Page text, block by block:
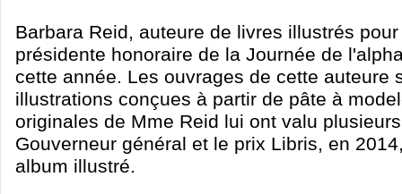
Barbara Reid, auteure de livres illustrés
présidente honoraire de la Journée de
cette année. Les ouvrages de cette auteure
illustrations conçues à partir de pâte à
originales de Mme Reid lui ont valu
Gouverneur général et le prix Libris, en
album illustré.